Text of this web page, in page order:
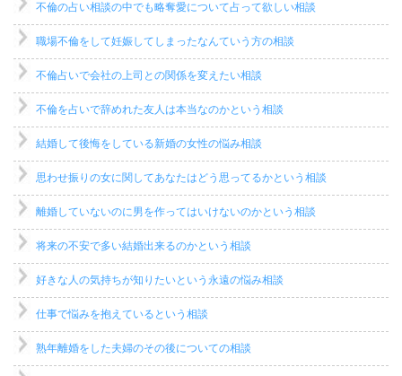
不倫の占い相談の中でも略奪愛について占って欲しい相談
職場不倫をして妊娠してしまったなんていう方の相談
不倫占いで会社の上司との関係を変えたい相談
不倫を占いで辞めれた友人は本当なのかという相談
結婚して後悔をしている新婚の女性の悩み相談
思わせ振りの女に関してあなたはどう思ってるかという相談
離婚していないのに男を作ってはいけないのかという相談
将来の不安で多い結婚出来るのかという相談
好きな人の気持ちが知りたいという永遠の悩み相談
仕事で悩みを抱えているという相談
熟年離婚をした夫婦のその後についての相談